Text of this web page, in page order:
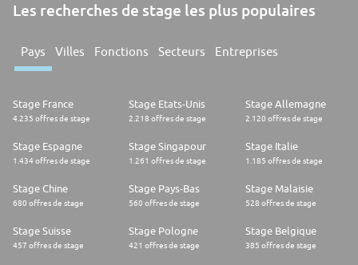
Les recherches de stage les plus populaires
Pays Villes Fonctions Secteurs Entreprises
Stage France
4.235 offres de stage
Stage Etats-Unis
2.218 offres de stage
Stage Allemagne
2.120 offres de stage
Stage Espagne
1.434 offres de stage
Stage Singapour
1.261 offres de stage
Stage Italie
1.185 offres de stage
Stage Chine
680 offres de stage
Stage Pays-Bas
560 offres de stage
Stage Malaisie
528 offres de stage
Stage Suisse
457 offres de stage
Stage Pologne
421 offres de stage
Stage Belgique
385 offres de stage